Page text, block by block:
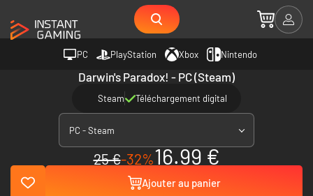
PC PlayStation Xbox Nintendo
Darwin's Paradox! - PC (Steam)
Steam Téléchargement digital
PC - Steam
25 €-32%16.99 €
Ajouter au panier